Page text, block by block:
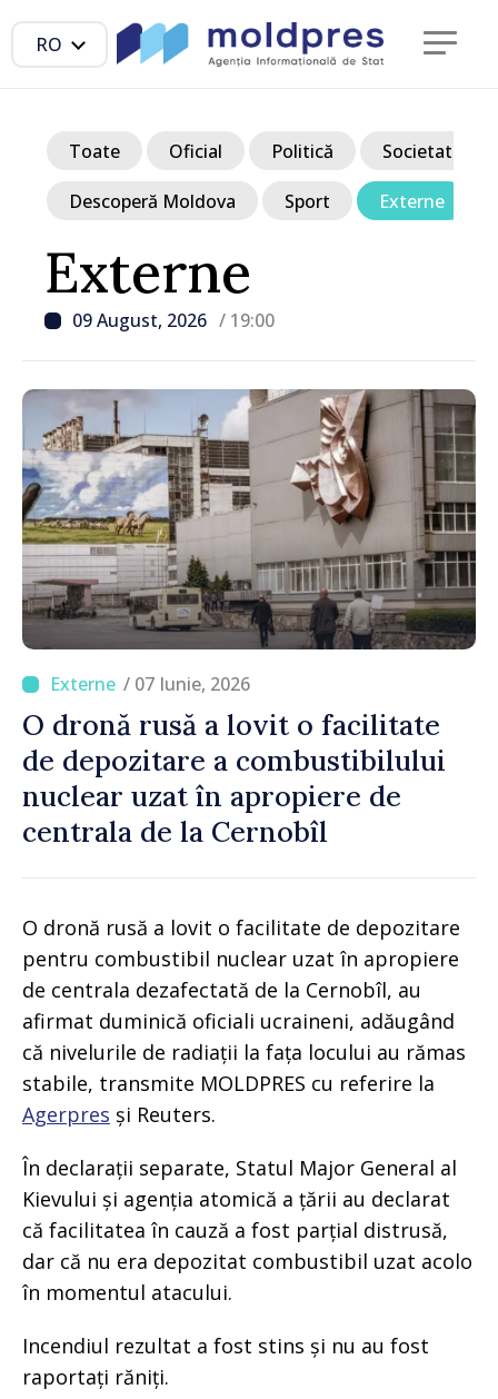
RO
Externe
09 August, 2026 / 19:00
Toate Oficial Politică Societate
Descoperă Moldova Sport Externe
/ 07 Iunie, 2026
O dronă rusă a lovit o facilitate
de depozitare a combustibilului
nuclear uzat în apropiere de
centrala de la Cernobîl
O dronă rusă a lovit o facilitate de depozitare
pentru combustibil nuclear uzat în apropiere
de centrala dezafectată de la Cernobîl, au
afirmat duminică oficiali ucraineni, adăugând
că nivelurile de radiații la fața locului au rămas
stabile, transmite MOLDPRES cu referire la
Agerpres și Reuters.
În declarații separate, Statul Major General al
Kievului și agenția atomică a țării au declarat
că facilitatea în cauză a fost parțial distrusă,
dar că nu era depozitat combustibil uzat acolo
în momentul atacului.
Incendiul rezultat a fost stins și nu au fost
raportați răniți.